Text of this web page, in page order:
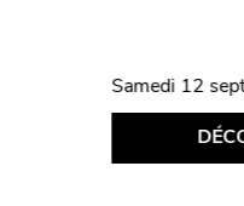
Samedi 12